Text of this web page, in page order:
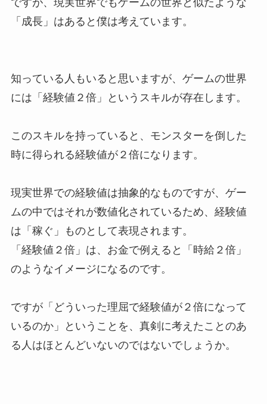
「成長」はあると僕は考えています。
知っている人もいると思いますが、ゲームの世界
には「経験値２倍」というスキルが存在します。
このスキルを持っていると、モンスターを倒した
時に得られる経験値が２倍になります。
現実世界での経験値は抽象的なものですが、ゲー
ムの中ではそれが数値化されているため、経験値
は「稼ぐ」ものとして表現されます。
「経験値２倍」は、お金で例えると「時給２倍」
のようなイメージになるのです。
ですが「どういった理屈で経験値が２倍になって
いるのか」ということを、真剣に考えたことのあ
る人はほとんどいないのではないでしょうか。